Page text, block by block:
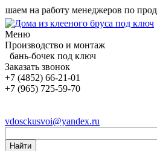
на работу менеджеров по
Меню
Производство и монтаж
бань-бочек под ключ
Заказать звонок
+7 (4852) 66-21-01
+7 (965) 725-59-70
vdosckusvoi@yandex.ru
Найти